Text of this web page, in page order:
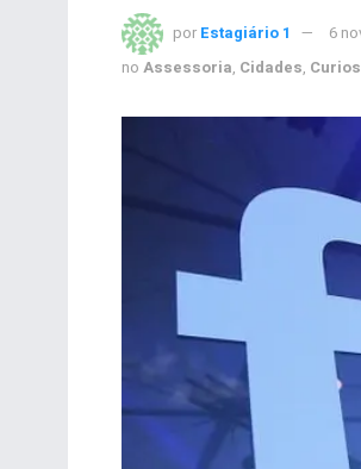
por Estagiário 1
6
no Assessoria, Cidades,